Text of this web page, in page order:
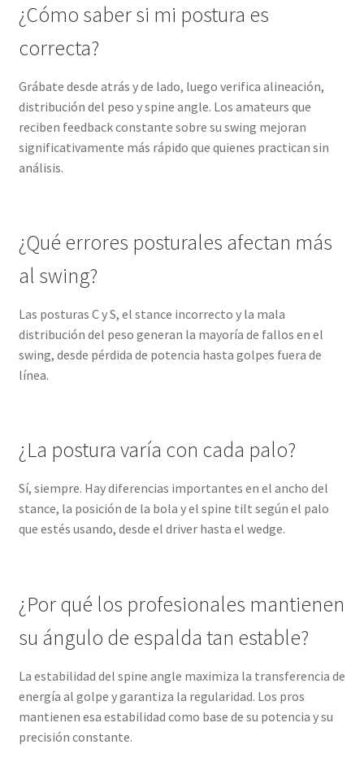
¿Cómo saber si mi postura es
correcta?
Grábate desde atrás y de lado, luego verifica alineación,
distribución del peso y spine angle. Los amateurs que
reciben feedback constante sobre su swing mejoran
significativamente más rápido que quienes practican sin
análisis.
¿Qué errores posturales afectan más
al swing?
Las posturas C y S, el stance incorrecto y la mala
distribución del peso generan la mayoría de fallos en el
swing, desde pérdida de potencia hasta golpes fuera de
línea.
¿La postura varía con cada palo?
Sí, siempre. Hay diferencias importantes en el ancho del
stance, la posición de la bola y el spine tilt según el palo
que estés usando, desde el driver hasta el wedge.
¿Por qué los profesionales mantienen
su ángulo de espalda tan estable?
La estabilidad del spine angle maximiza la transferencia de
energía al golpe y garantiza la regularidad. Los pros
mantienen esa estabilidad como base de su potencia y su
precisión constante.